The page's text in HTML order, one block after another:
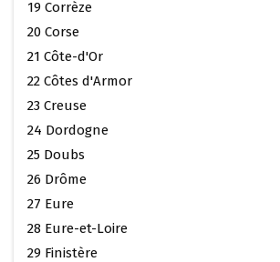
19 Corrèze
20 Corse
21 Côte-d'Or
22 Côtes d'Armor
23 Creuse
24 Dordogne
25 Doubs
26 Drôme
27 Eure
28 Eure-et-Loire
29 Finistère